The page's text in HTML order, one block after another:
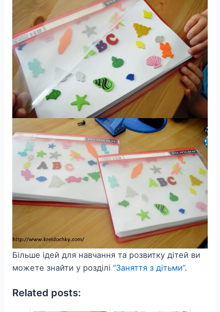
Більше ідей для навчання та розвитку дітей ви
можете знайти у розділі“Заняття з дітьми”.
Related posts: